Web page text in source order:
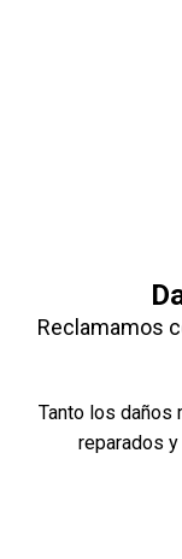
Reclamamos
Tanto los daños
reparados